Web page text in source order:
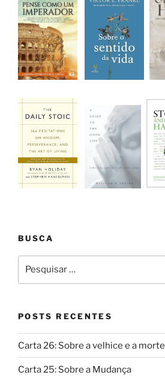
BUSCA
por:
POSTS RECENTES
Carta 26: Sobre a velhice e a morte
Carta 25: Sobre a Mudança